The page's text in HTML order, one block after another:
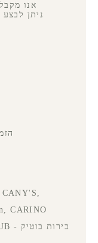
אנו
*
CARINO